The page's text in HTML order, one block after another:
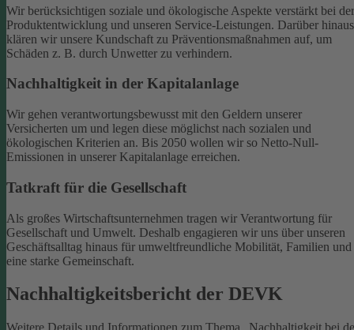
Wir berücksichtigen soziale und ökologische Aspekte verstärkt bei der
Produktentwicklung und unseren Service-Leistungen. Darüber hinaus
klären wir unsere Kundschaft zu Präventionsmaßnahmen auf, um
Schäden z. B. durch Unwetter zu verhindern.
Nachhaltigkeit in der Kapitalanlage
Wir gehen verantwortungsbewusst mit den Geldern unserer
Versicherten um und legen diese möglichst nach sozialen und
ökologischen Kriterien an. Bis 2050 wollen wir so Netto-Null-
Emissionen in unserer Kapitalanlage erreichen.
Tatkraft für die Gesellschaft
Als großes Wirtschaftsunternehmen tragen wir Verantwortung für
Gesellschaft und Umwelt. Deshalb engagieren wir uns über unseren
Geschäftsalltag hinaus für umweltfreundliche Mobilität, Familien und
eine starke Gemeinschaft.
Nachhaltigkeitsbericht der DEVK